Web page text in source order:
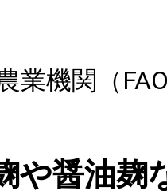
機関（
や醤油麹